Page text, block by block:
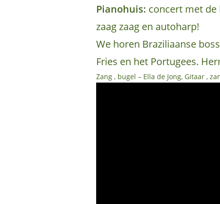
Pianohuis: concert met de
zaag zaag en autoharp!
We horen Braziliaanse
Fries en het Portugees.
Zang , bugel – Ella de Jong, Gitaar ,